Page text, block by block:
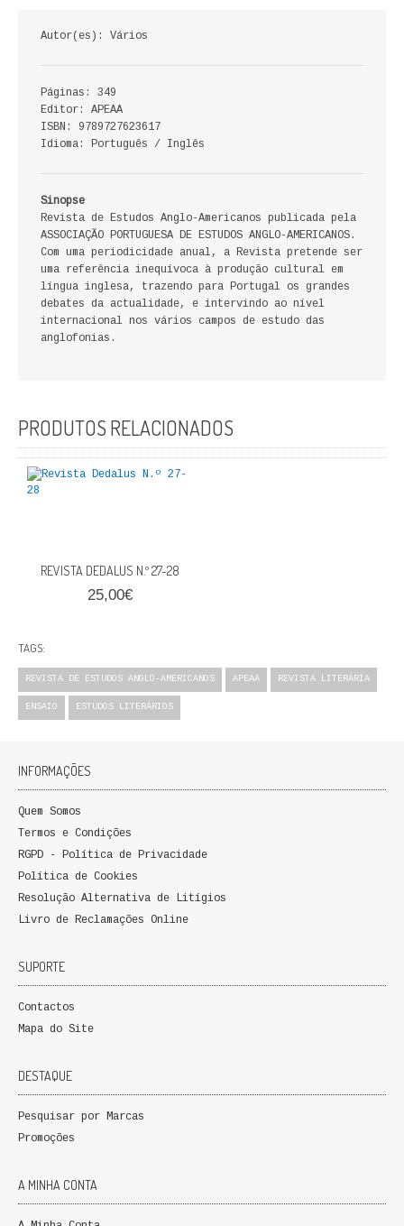
ECONOMIA, GESTÃO, CONTABILIDADE
ENSINO
ANÁLISE DA ACÇÃO EDUCATIVA
COLEÇÃO PONTO DE INTERROGAÇÃO
COLEÇÃO PONTO E VÍRGULA
HISTÓRIA
HISTÓRIA DE PORTUGAL
PRÉ-HISTÓRIA
FICÇÃO E ROMANCE
LABIRINTOS DE EROS
REVISTA DEDALUS
CIÊNCIA POLITICA
RELAÇÕES INTERNACIONAIS
COLEÇÃO ATENA
PROMOÇÕES
VER CARRINHO
CONTACTOS
Autor(es): Vários
Páginas: 349
Editor: APEAA
ISBN: 9789727623617
Idioma: Português / Inglês
Sinopse
Revista de Estudos Anglo-Americanos publicada pela
ASSOCIAÇÃO PORTUGUESA DE ESTUDOS ANGLO-AMERICANOS.
Com uma periodicidade anual, a Revista pretende ser
uma referência inequívoca à produção cultural em
língua inglesa, trazendo para Portugal os grandes
debates da actualidade, e intervindo ao nível
internacional nos vários campos de estudo das
anglofonias.
PRODUTOS RELACIONADOS
REVISTA DEDALUS N.º 27-28
25,00€
TAGS:
REVISTA DE ESTUDOS ANGLO-AMERICANOS APEAA REVISTA LITERÁRIA
ENSAIO ESTUDOS LITERÁRIOS
INFORMAÇÕES
Quem Somos
Termos e Condições
RGPD - Política de Privacidade
Política de Cookies
Resolução Alternativa de Litígios
Livro de Reclamações Online
SUPORTE
Contactos
Mapa do Site
DESTAQUE
Pesquisar por Marcas
Promoções
A MINHA CONTA